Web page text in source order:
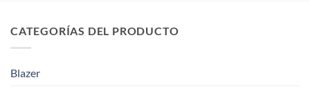
CATEGORÍAS DEL PRODUCTO
Blazer